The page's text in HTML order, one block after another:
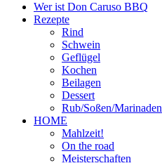
Wer ist Don Caruso BBQ
Rezepte
Rind
Schwein
Geflügel
Kochen
Beilagen
Dessert
Rub/Soßen/Marinaden
HOME
Mahlzeit!
On the road
Meisterschaften